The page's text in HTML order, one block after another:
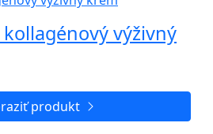
výživný
produkt